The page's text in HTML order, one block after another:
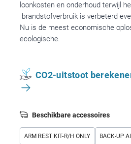
loonkosten en onderhoud terwijl
brandstofverbruik is verbeterd
Nu is de meest economische
ecologische.
CO2-uitstoot
Beschikbare accessoires
ARM REST KIT-R/H ONLY BACK-UP